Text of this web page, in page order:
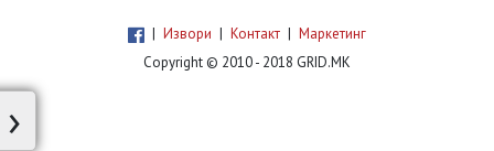
| Извори | Контакт | Маркетинг
Copyright © 2010 - 2018 GRID.MK
›